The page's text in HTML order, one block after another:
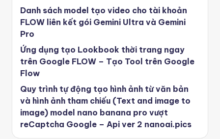
Danh sách model tạo video cho tài khoản
FLOW liên kết gói Gemini Ultra và Gemini
Pro
Ứng dụng tạo Lookbook thời trang ngay
trên Google FLOW – Tạo Tool trên Google
Flow
Quy trình tự động tạo hình ảnh từ văn bản
và hình ảnh tham chiếu (Text and image to
image) model nano banana pro vượt
reCaptcha Google – Api ver 2 nanoai.pics